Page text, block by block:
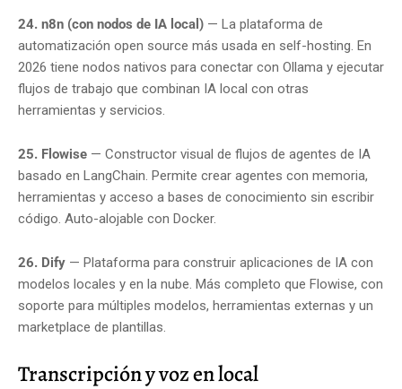
24. n8n (con nodos de IA local) — La plataforma de
automatización open source más usada en self-hosting. En
2026 tiene nodos nativos para conectar con Ollama y ejecutar
flujos de trabajo que combinan IA local con otras
herramientas y servicios.
25. Flowise — Constructor visual de flujos de agentes de IA
basado en LangChain. Permite crear agentes con memoria,
herramientas y acceso a bases de conocimiento sin escribir
código. Auto-alojable con Docker.
26. Dify — Plataforma para construir aplicaciones de IA con
modelos locales y en la nube. Más completo que Flowise, con
soporte para múltiples modelos, herramientas externas y un
marketplace de plantillas.
Transcripción y voz en local